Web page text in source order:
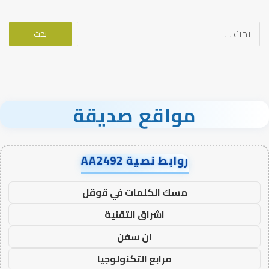
البحث
مواقع صديقة
روابط نصية AA2492
مسك الكلمات في قوقل
اشراق التقنية
ان سفن
مرابع التكنولوجيا